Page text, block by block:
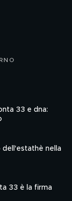
33 e dna:
dell'estathè nella
33 è la firma